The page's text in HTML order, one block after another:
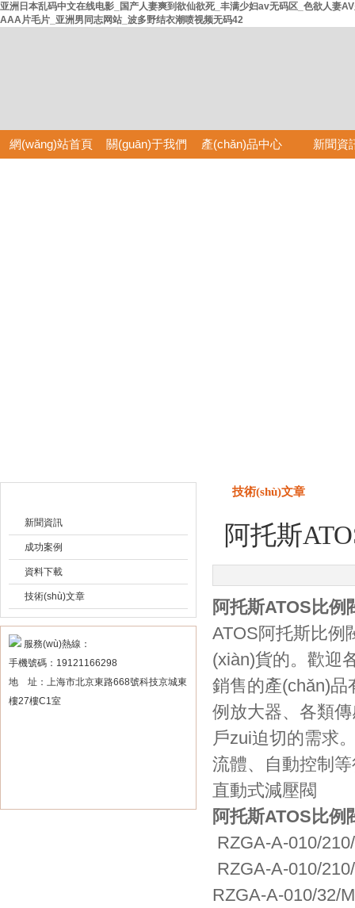
亚洲日本乱码中文在线电影_国产人妻爽到欲仙欲死_丰满少妇av无码区_色欲人妻
AAA片毛片_亚洲男同志网站_波多野结衣潮喷视频无码42
網(wǎng)站首頁 關(guān)于我們 產(chǎn)品中心 新聞資
新聞資訊
成功案例
資料下載
技術(shù)文章
服務(wù)熱線：
手機號碼：19121166298
地 址：上海市北京東路668號科技京城東
樓27樓C1室
技術(shù)文章
阿托斯
阿托斯ATOS比例
ATOS阿托斯比例
(xiàn)貨的。歡
銷售的產(chǎn)品有
例放大器、各
戶zui迫切的需求
流體、自動
直動式減壓閥
阿托斯ATOS比例
RZGA-A-010/
RZGA-A-010/
RZGA-A-010/32/